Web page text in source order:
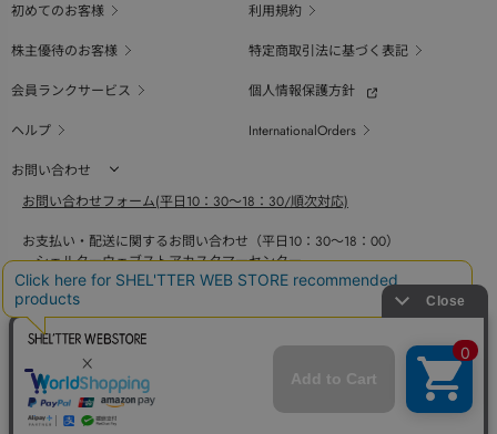
初めてのお客様
利用規約
株主優待のお客様
特定商取引法に基づく表記
会員ランクサービス
個人情報保護方針
ヘルプ
InternationalOrders
お問い合わせ
お問い合わせフォーム(平日10：30～18：30/順次対応)
お支払い・配送に関するお問い合わせ（平日10：30～18：00）
シェルターウェブストアカスタマーセンター
0800-123-6820
商品の素材、サイズ、仕様等に関するお問い合せ（平日10：30～18：00）
バロックジャパンリミテッドコールセンター
03-6730-9191
BAROQUE JAPAN LIMITED